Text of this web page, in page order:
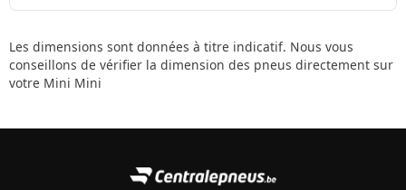
Les dimensions sont données à titre indicatif. Nous vous
conseillons de vérifier la dimension des pneus directement sur
votre Mini Mini